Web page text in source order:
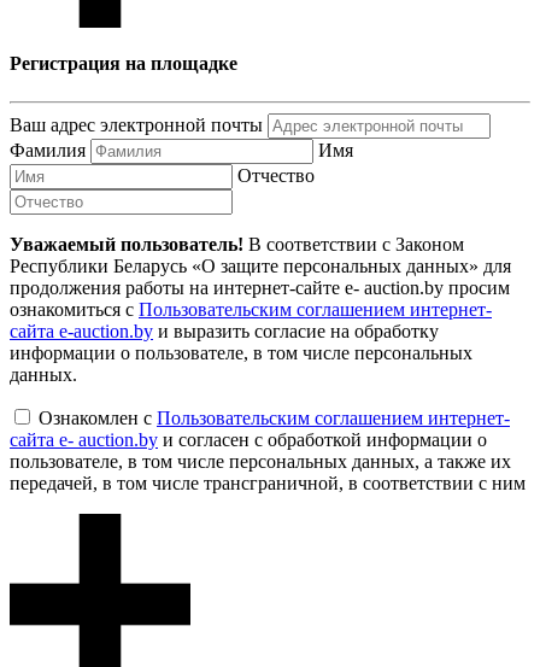
Регистрация на площадке
Ваш адрес электронной почты
Фамилия
Имя
Отчество
Уважаемый пользователь! В соответствии с Законом
Республики Беларусь «О защите персональных данных» для
продолжения работы на интернет-сайте e- auction.by просим
ознакомиться с Пользовательским соглашением интернет-
сайта e-auction.by и выразить согласие на обработку
информации о пользователе, в том числе персональных
данных.
Ознакомлен с Пользовательским соглашением интернет-
сайта e- auction.by и согласен с обработкой информации о
пользователе, в том числе персональных данных, а также их
передачей, в том числе трансграничной, в соответствии с ним